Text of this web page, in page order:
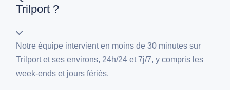
Trilport ?
Notre équipe intervient en moins de 30 minutes sur
Trilport et ses environs, 24h/24 et 7j/7, y compris les
week-ends et jours fériés.